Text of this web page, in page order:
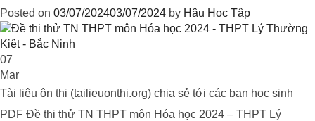
Posted on 03/07/202403/07/2024 by Hậu Học Tập
07
Mar
Tài liệu ôn thi (tailieuonthi.org) chia sẻ tới các bạn học sinh
PDF Đề thi thử TN THPT môn Hóa học 2024 – THPT Lý